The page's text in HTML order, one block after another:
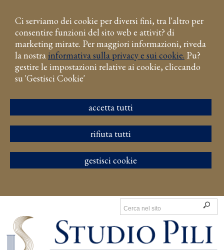
Ci serviamo dei cookie per diversi fini, tra l'altro per
consentire funzioni del sito web e attivit? di
marketing mirate. Per maggiori informazioni, riveda
la nostrainformativa sulla privacy e sui cookie. Pu?
gestire le impostazioni relative ai cookie, cliccando
su 'Gestisci Cookie'
accetta tutti
rifiuta tutti
gestisci cookie